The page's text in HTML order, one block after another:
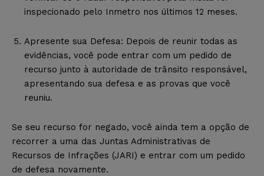
inspecionado pelo Inmetro nos últimos 12 meses.
Apresente sua Defesa: Depois de reunir todas as
evidências, você pode entrar com um pedido de
recurso junto à autoridade de trânsito responsável,
apresentando sua defesa e as provas que você
reuniu.
Se seu recurso for negado, você ainda tem a opção de
recorrer a uma das Juntas Administrativas de
Recursos de Infrações (JARI) e entrar com um pedido
de defesa novamente.